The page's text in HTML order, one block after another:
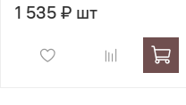
1 535 ₽ шт